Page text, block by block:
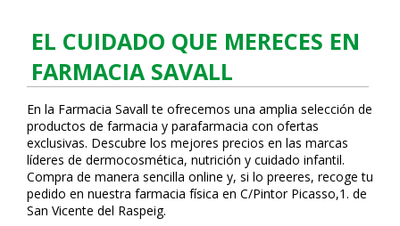
EL CUIDADO QUE MERECES EN
FARMACIA SAVALL
En la Farmacia Savall te ofrecemos una amplia selección de
productos de farmacia y parafarmacia con ofertas
exclusivas. Descubre los mejores precios en las marcas
líderes de dermocosmética, nutrición y cuidado infantil.
Compra de manera sencilla online y, si lo prefieres, recoge tu
pedido en nuestra farmacia física en C/Pintor Picasso,1. de
San Vicente del Raspeig.